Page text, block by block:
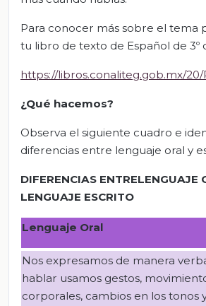
Para conocer más sobre el tema
tu libro de texto de Español de 3º
https://libros.conaliteg.gob.mx/20/
¿Qué hacemos?
Observa el siguiente cuadro e
diferencias entre lenguaje oral y
DIFERENCIAS ENTRELENGUAJE
LENGUAJE ESCRITO
Lenguaje Oral
Nos expresamos de manera
hablar usamos gestos,
corporales, cambios en los tonos